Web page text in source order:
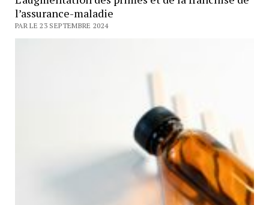
l’assurance-maladie
PAR LE 23 SEPTEMBRE 2024